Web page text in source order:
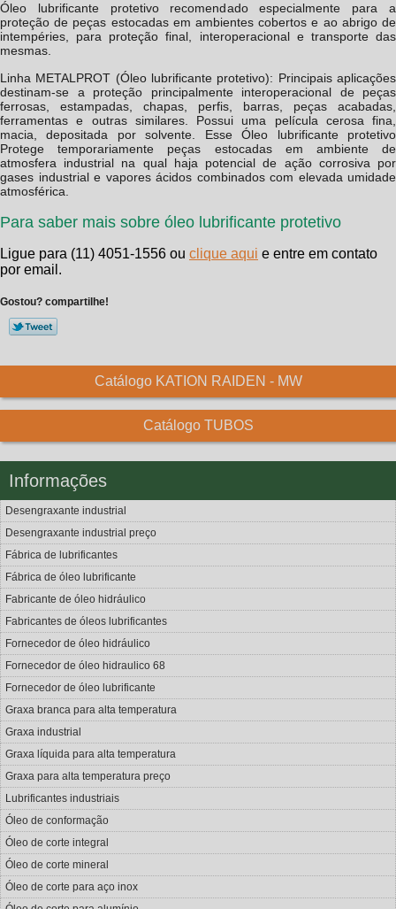
Óleo lubrificante protetivo recomendado especialmente para a
proteção de peças estocadas em ambientes cobertos e ao abrigo de
intempéries, para proteção final, interoperacional e transporte das
mesmas.
Linha METALPROT (Óleo lubrificante protetivo): Principais aplicações
destinam-se a proteção principalmente interoperacional de peças
ferrosas, estampadas, chapas, perfis, barras, peças acabadas,
ferramentas e outras similares. Possui uma película cerosa fina,
macia, depositada por solvente. Esse Óleo lubrificante protetivo
Protege temporariamente peças estocadas em ambiente de
atmosfera industrial na qual haja potencial de ação corrosiva por
gases industrial e vapores ácidos combinados com elevada umidade
atmosférica.
Para saber mais sobre óleo lubrificante protetivo
Ligue para (11) 4051-1556 ou clique aqui e entre em contato
por email.
Gostou? compartilhe!
Catálogo KATION RAIDEN - MW
Catálogo TUBOS
Informações
Desengraxante industrial
Desengraxante industrial preço
Fábrica de lubrificantes
Fábrica de óleo lubrificante
Fabricante de óleo hidráulico
Fabricantes de óleos lubrificantes
Fornecedor de óleo hidráulico
Fornecedor de óleo hidraulico 68
Fornecedor de óleo lubrificante
Graxa branca para alta temperatura
Graxa industrial
Graxa líquida para alta temperatura
Graxa para alta temperatura preço
Lubrificantes industriais
Óleo de conformação
Óleo de corte integral
Óleo de corte mineral
Óleo de corte para aço inox